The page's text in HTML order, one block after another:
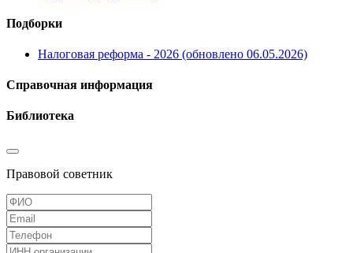
Подборки
Налоговая реформа - 2026 (обновлено 06.05.2026)
Справочная информация
Библиотека
Правовой советник